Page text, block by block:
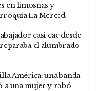
en limosnas y
La Merced
casi cae desde
el alumbrado
América: una banda
a una mujer y robó